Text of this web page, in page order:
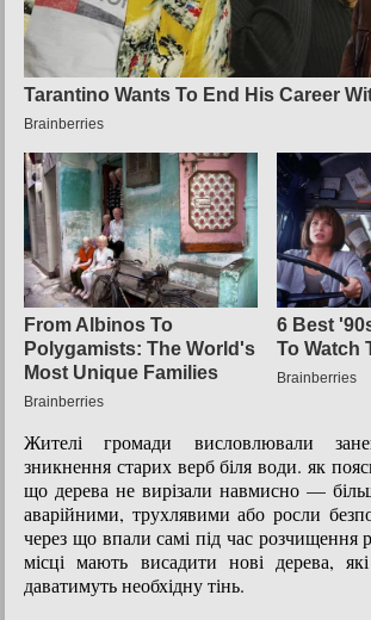
Жителі громади висловлювали
зникнення старих верб біля води. як
що дерева не вирізали навмисно —
аварійними, трухлявими або росли
через що впали самі під час розчищення
місці мають висадити нові дерева,
даватимуть необхідну тінь.